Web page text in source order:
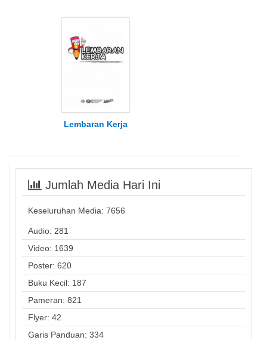
Lembaran Kerja
Jumlah Media Hari Ini
Keseluruhan Media: 7656
Audio: 281
Video: 1639
Poster: 620
Buku Kecil: 187
Pameran: 821
Flyer: 42
Garis Panduan: 334